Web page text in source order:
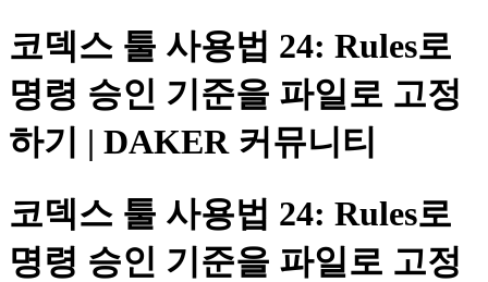
코덱스 툴 사용법 24: Rules로
명령 승인 기준을 파일로 고정
하기 | DAKER 커뮤니티
코덱스 툴 사용법 24: Rules로
명령 승인 기준을 파일로 고정